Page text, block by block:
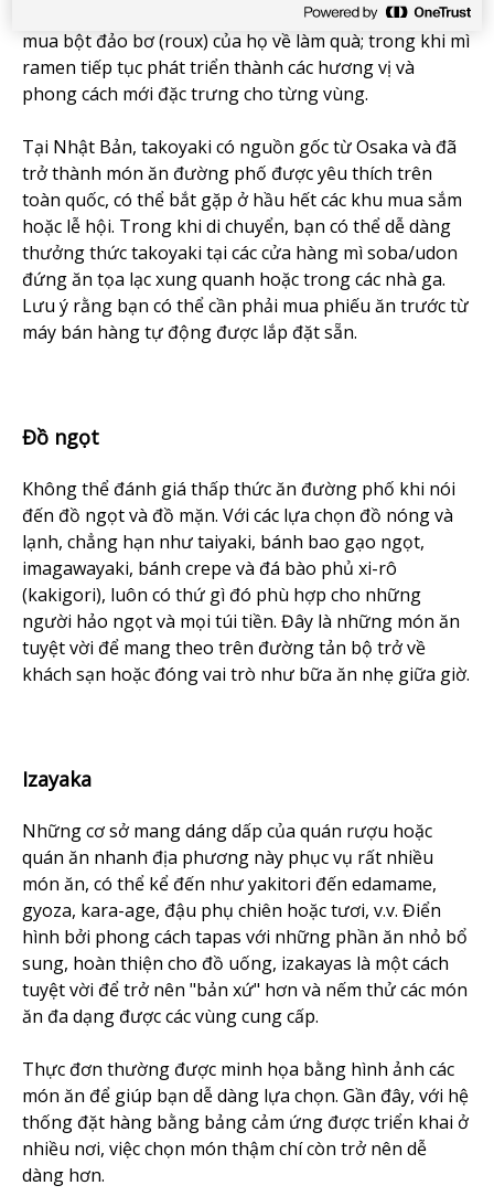
khách từ khắp nơi trên thế giới, bao gồm cả Ấn Độ,
mua bột đảo bơ (roux) của họ về làm quà; trong khi mì
ramen tiếp tục phát triển thành các hương vị và
phong cách mới đặc trưng cho từng vùng.
Tại Nhật Bản, takoyaki có nguồn gốc từ Osaka và đã
trở thành món ăn đường phố được yêu thích trên
toàn quốc, có thể bắt gặp ở hầu hết các khu mua sắm
hoặc lễ hội. Trong khi di chuyển, bạn có thể dễ dàng
thưởng thức takoyaki tại các cửa hàng mì soba/udon
đứng ăn tọa lạc xung quanh hoặc trong các nhà ga.
Lưu ý rằng bạn có thể cần phải mua phiếu ăn trước từ
máy bán hàng tự động được lắp đặt sẵn.
Đồ ngọt
Không thể đánh giá thấp thức ăn đường phố khi nói
đến đồ ngọt và đồ mặn. Với các lựa chọn đồ nóng và
lạnh, chẳng hạn như taiyaki, bánh bao gạo ngọt,
imagawayaki, bánh crepe và đá bào phủ xi-rô
(kakigori), luôn có thứ gì đó phù hợp cho những
người hảo ngọt và mọi túi tiền. Đây là những món ăn
tuyệt vời để mang theo trên đường tản bộ trở về
khách sạn hoặc đóng vai trò như bữa ăn nhẹ giữa giờ.
Izayaka
Những cơ sở mang dáng dấp của quán rượu hoặc
quán ăn nhanh địa phương này phục vụ rất nhiều
món ăn, có thể kể đến như yakitori đến edamame,
gyoza, kara-age, đậu phụ chiên hoặc tươi, v.v. Điển
hình bởi phong cách tapas với những phần ăn nhỏ bổ
sung, hoàn thiện cho đồ uống, izakayas là một cách
tuyệt vời để trở nên "bản xứ" hơn và nếm thử các món
ăn đa dạng được các vùng cung cấp.
Thực đơn thường được minh họa bằng hình ảnh các
món ăn để giúp bạn dễ dàng lựa chọn. Gần đây, với hệ
thống đặt hàng bằng bảng cảm ứng được triển khai ở
nhiều nơi, việc chọn món thậm chí còn trở nên dễ
dàng hơn.